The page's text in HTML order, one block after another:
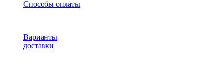
Способы оплаты
Варианты
доставки